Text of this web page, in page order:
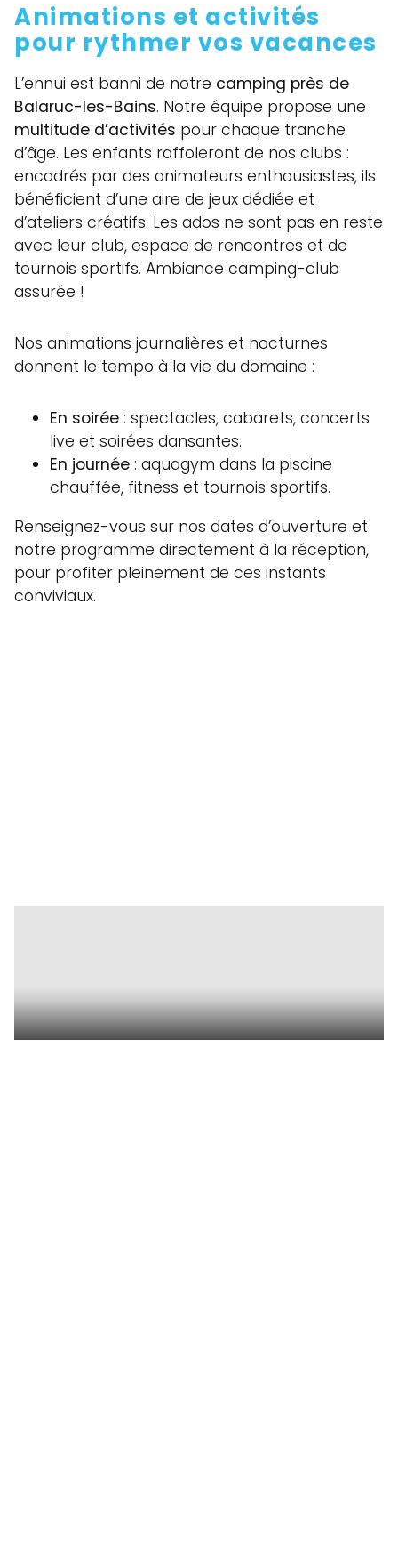
Animations et activités
pour rythmer vos vacances
L’ennui est banni de notre camping près de
Balaruc-les-Bains. Notre équipe propose une
multitude d’activités pour chaque tranche
d’âge. Les enfants raffoleront de nos clubs :
encadrés par des animateurs enthousiastes, ils
bénéficient d’une aire de jeux dédiée et
d’ateliers créatifs. Les ados ne sont pas en reste
avec leur club, espace de rencontres et de
tournois sportifs. Ambiance camping-club
assurée !
Nos animations journalières et nocturnes
donnent le tempo à la vie du domaine :
En soirée : spectacles, cabarets, concerts
live et soirées dansantes.
En journée : aquagym dans la piscine
chauffée, fitness et tournois sportifs.
Renseignez-vous sur nos dates d’ouverture et
notre programme directement à la réception,
pour profiter pleinement de ces instants
conviviaux.